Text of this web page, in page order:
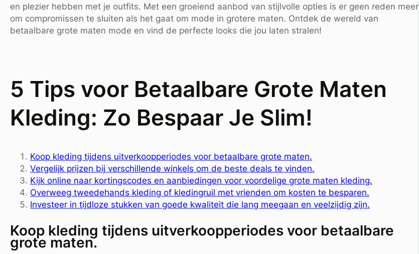
en plezier hebben met je outfits. Met een groeiend aanbod van stijlvolle opties is er geen reden meer
om compromissen te sluiten als het gaat om mode in grotere maten. Ontdek de wereld van
betaalbare grote maten mode en vind de perfecte looks die jou laten stralen!
5 Tips voor Betaalbare Grote Maten
Kleding: Zo Bespaar Je Slim!
Koop kleding tijdens uitverkoopperiodes voor betaalbare grote maten.
Vergelijk prijzen bij verschillende winkels om de beste deals te vinden.
Kijk online naar kortingscodes en aanbiedingen voor voordelige grote maten kleding.
Overweeg tweedehands kleding of kledingruil met vrienden om kosten te besparen.
Investeer in tijdloze stukken van goede kwaliteit die lang meegaan en veelzijdig zijn.
Koop kleding tijdens uitverkoopperiodes voor betaalbare
grote maten.